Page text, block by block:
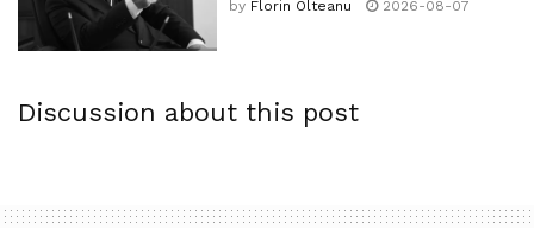
by Florin Olteanu 2026-08-07
Discussion about this post